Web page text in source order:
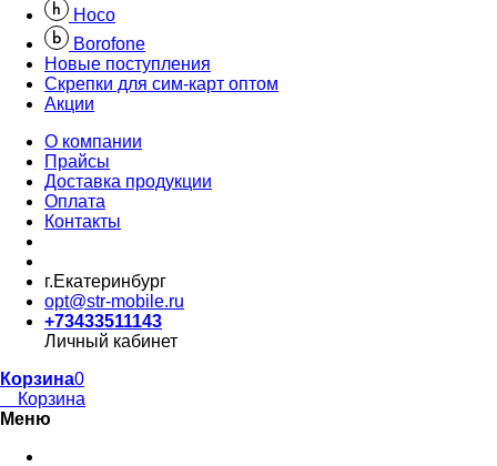
Hoco
Borofone
Новые поступления
Скрепки для сим-карт оптом
Акции
О компании
Прайсы
Доставка продукции
Оплата
Контакты
г.Екатеринбург
opt@str-mobile.ru
+73433511143
Личный кабинет
Корзина0
Корзина
Меню